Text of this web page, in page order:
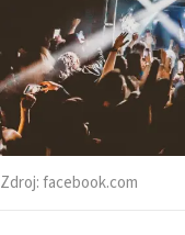
Zdroj:facebook.com